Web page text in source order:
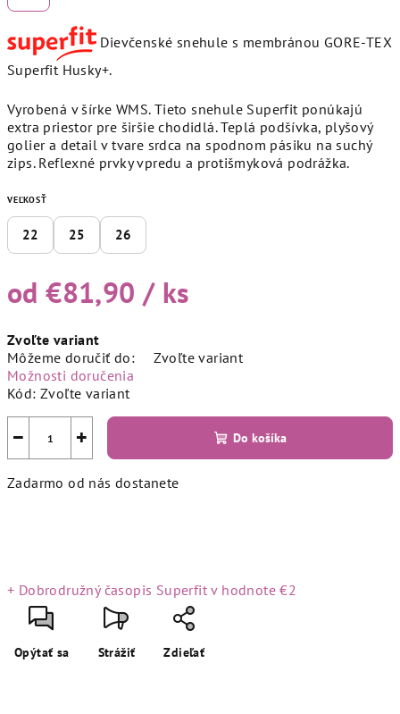
Dievčenské snehule s membránou GORE-TEX
Superfit Husky+.
Vyrobená v šírke WMS. Tieto snehule Superfit ponúkajú
extra priestor pre širšie chodidlá. Teplá podšívka, plyšový
golier a detail v tvare srdca na spodnom pásiku na suchý
zips. Reflexné prvky vpredu a protišmyková podrážka.
VEĽKOSŤ
22 25 26
od€81,90 / ks
cena:
Zvoľte variant
Môžeme doručiť do:
Zvoľte variant
Možnosti doručenia
Kód: Zvoľte variant
+
− Do košíka
Zadarmo od nás dostanete
+ Dobrodružný časopis Superfitv hodnote €2
Opýtať sa Strážiť Zdieľať